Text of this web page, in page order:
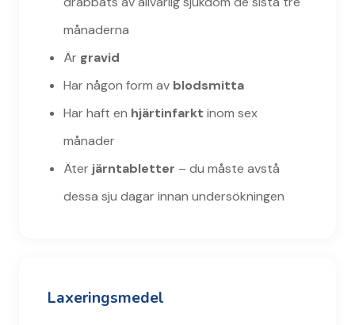
månaderna
Är gravid
Har någon form av blodsmitta
Har haft en hjärtinfarkt inom sex
månader
Äter järntabletter – du måste avstå
dessa sju dagar innan undersökningen
Laxeringsmedel